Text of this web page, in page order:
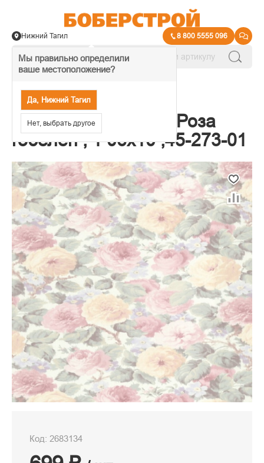
Мы правильно определили
ваше местоположение?
Да, Нижний Тагил
Нет, выбрать другое
Нижний Тагил 8 800 5555 096
Обои компакт.флиз Роза
гобелен , 1 06х10 ,45-273-01
Код: 2683134